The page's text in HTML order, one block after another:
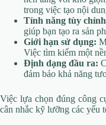
trong việc tạo nội
Tính năng tùy
giúp bạn tạo ra sản
Giới hạn sử dụng:
Việc tìm kiếm một
Định dạng đầu ra:
đảm bảo khả năng
Việc lựa chọn đúng công
cân nhắc kỹ lưỡng các yếu